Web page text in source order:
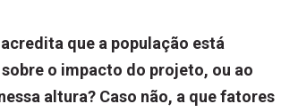
que a população está
o impacto do projeto, ou ao
altura? Caso não, a que fatores